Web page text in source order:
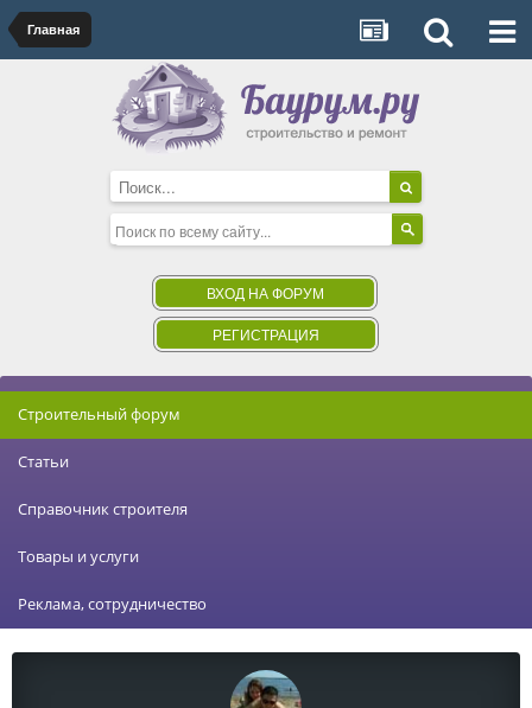
Главная
ВХОД НА ФОРУМ
РЕГИСТРАЦИЯ
Строительный форум
Статьи
Справочник строителя
Товары и услуги
Реклама, сотрудничество